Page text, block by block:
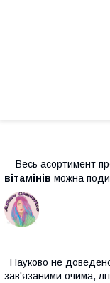
Весь асортимент
вітамінів можна
Науково не
зав'язаними очима,